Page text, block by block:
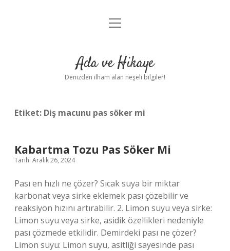
Anasayfa
Yasal Uyarı
menüyü
Ada ve Hikaye
Denizden ilham alan neşeli bilgiler!
Etiket: Diş macunu pas söker mi
Kabartma Tozu Pas Söker Mi
Tarih: Aralık 26, 2024
Pası en hızlı ne çözer? Sıcak suya bir miktar
karbonat veya sirke eklemek pası çözebilir ve
reaksiyon hızını artırabilir. 2. Limon suyu veya sirke:
Limon suyu veya sirke, asidik özellikleri nedeniyle
pası çözmede etkilidir. Demirdeki pası ne çözer?
Limon suyu: Limon suyu, asitliği sayesinde pası